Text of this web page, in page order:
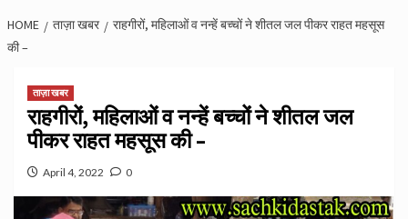
HOME ताज़ा खबर
राहगीरों, महिलाओं व नन्हें बच्चों ने शीतल जल पीकर राहत महसूस
की –
ताज़ा खबर
राहगीरों, महिलाओं व नन्हें बच्चों ने शीतल जल
पीकर राहत महसूस की –
April 4, 2022 0